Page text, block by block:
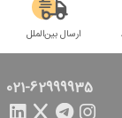
ارسال بین‌الملل
021-62999935